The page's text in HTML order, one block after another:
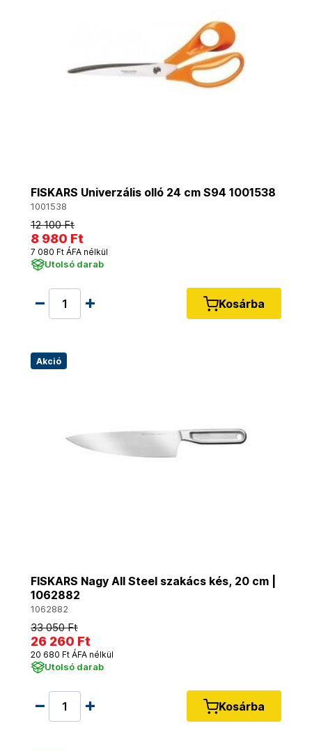
FISKARS Univerzális olló 24 cm S94 1001538
1001538
12 100 Ft
8 980 Ft
7 080 Ft ÁFA nélkül
Utolsó darab
Kosárba
Akció
FISKARS Nagy All Steel szakács kés, 20 cm |
1062882
1062882
33 050 Ft
26 260 Ft
20 680 Ft ÁFA nélkül
Utolsó darab
Kosárba